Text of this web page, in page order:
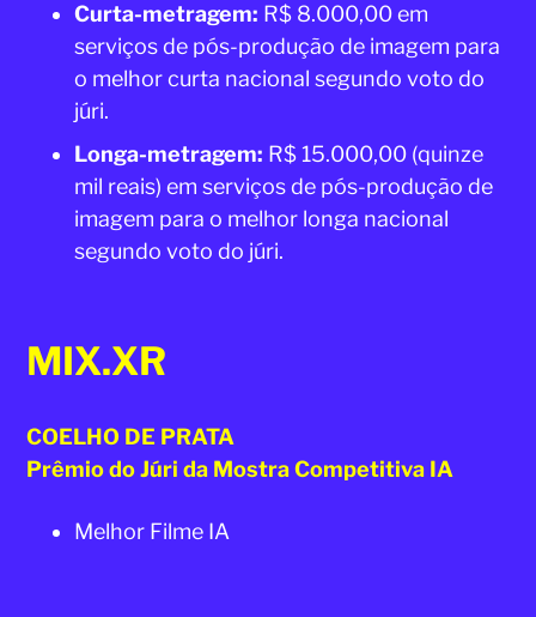
Curta-metragem: R$ 8.000,00 em
serviços de pós-produção de imagem para
o melhor curta nacional segundo voto do
júri.
Longa-metragem: R$ 15.000,00 (quinze
mil reais) em serviços de pós-produção de
imagem para o melhor longa nacional
segundo voto do júri.
MIX.XR
COELHO DE PRATA
Prêmio do Júri da Mostra Competitiva IA
Melhor Filme IA